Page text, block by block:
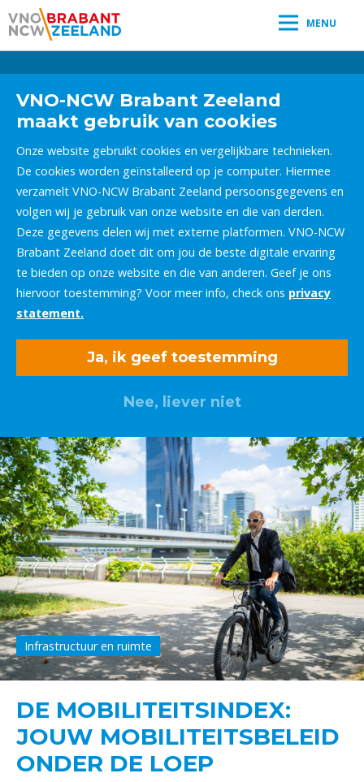
MENU
VNO-NCW Brabant Zeeland
maakt gebruik van cookies
Onze website gebruikt cookies en vergelijkbare technieken.
De cookies worden geïnstalleerd op je computer. Hiermee
verzamelt VNO-NCW Brabant Zeeland persoonsgegevens en
volgen wij je gebruik van onze website en die van derden.
Deze gegevens delen wij met externe platformen. VNO-NCW
Brabant Zeeland doet dit om jou de beste digitale ervaring
te bieden op onze website en die van anderen. Geef je ons
hiervoor toestemming? Voor meer info, check ons privacy
statement.
Ja, ik geef toestemming
Nee, liever niet
Infrastructuur en ruimte
DE MOBILITEITSINDEX:
JOUW MOBILITEITSBELEID
ONDER DE LOEP